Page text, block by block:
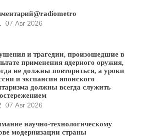
07 Авг 2026
и трагедии, произошедшие в
применения ядерного оружия,
не должны повториться, а уроки
и экспансии японского
должны всегда служить
07 Авг 2026
научно-технологическому
модернизации страны